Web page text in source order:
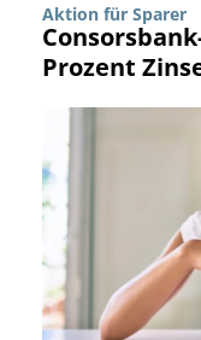
Aktion für Sparer
Prozent